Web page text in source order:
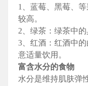
1、蓝莓、黑莓、
较高。
2、绿茶：绿茶中
3、红酒：红酒中
意适量饮用。
富含水分的食物
水分是维持肌肤弹